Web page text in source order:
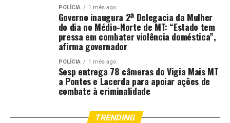
POLÍCIA 1 mês ago
Governo inaugura 2ª Delegacia da Mulher
do dia no Médio-Norte de MT: “Estado tem
pressa em combater violência doméstica”,
afirma governador
POLÍCIA 1 mês ago
Sesp entrega 78 câmeras do Vigia Mais MT
a Pontes e Lacerda para apoiar ações de
combate à criminalidade
TRENDING